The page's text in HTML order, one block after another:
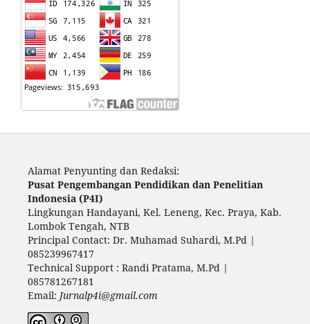
Alamat Penyunting dan Redaksi:
Pusat Pengembangan Pendidikan dan Penelitian
Indonesia (P4I)
Lingkungan Handayani, Kel. Leneng, Kec. Praya, Kab.
Lombok Tengah, NTB
Principal Contact: Dr. Muhamad Suhardi, M.Pd |
085239967417
Technical Support : Randi Pratama, M.Pd |
085781267181
Email: Jurnalp4i@gmail.com